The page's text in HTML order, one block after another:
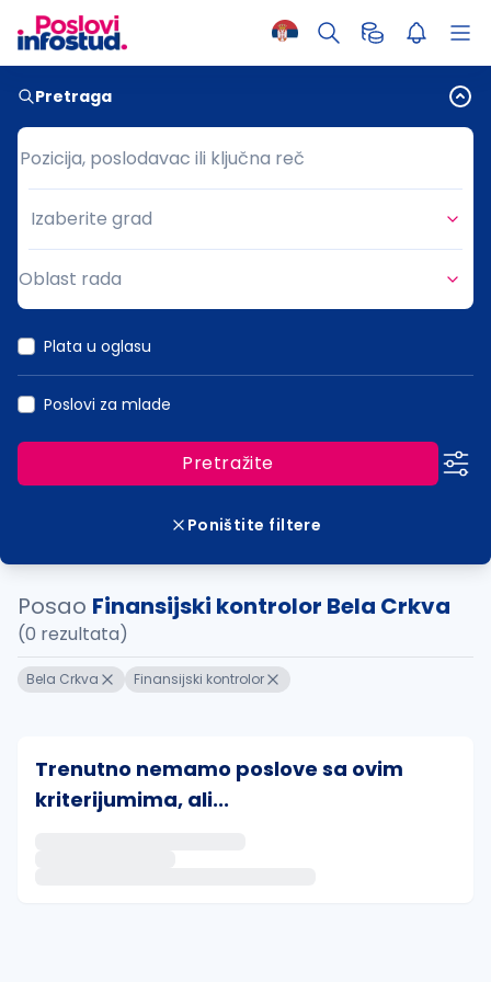
Pretraga
Pozicija, poslodavac ili ključna reč
Pozicija, poslodavac ili ključna reč
Grad
Izaberite grad
Oblast rada
Plata u oglasu
Poslovi za mlade
Pretražite
Poništite filtere
Posao Finansijski kontrolor Bela Crkva
(0 rezultata)
Bela Crkva Finansijski kontrolor
Trenutno nemamo poslove sa ovim
kriterijumima, ali...